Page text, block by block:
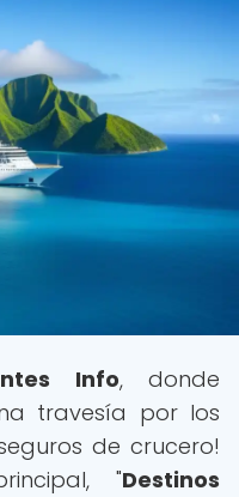
Info, donde
travesía por los
de crucero!
"Destinos